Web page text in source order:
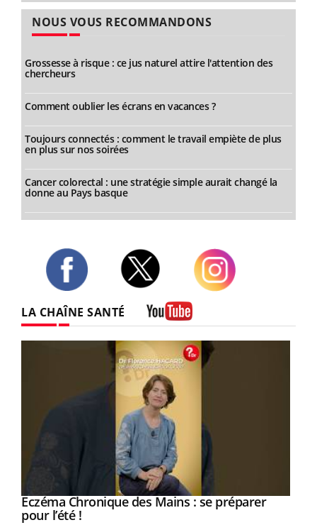
NOUS VOUS RECOMMANDONS
Grossesse à risque : ce jus naturel attire l'attention des
chercheurs
Comment oublier les écrans en vacances ?
Toujours connectés : comment le travail empiète de plus
en plus sur nos soirées
Cancer colorectal : une stratégie simple aurait changé la
donne au Pays basque
LA CHAÎNE SANTÉ
Youtube
Eczéma Chronique des Mains : se préparer
pour l’été !Youtube